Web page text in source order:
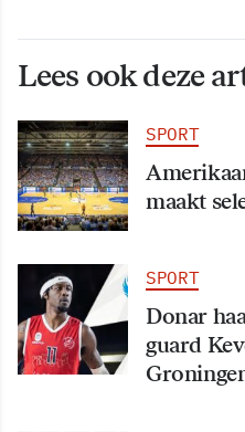
Lees ook deze
SPORT
maakt
SPORT
Donar
guard